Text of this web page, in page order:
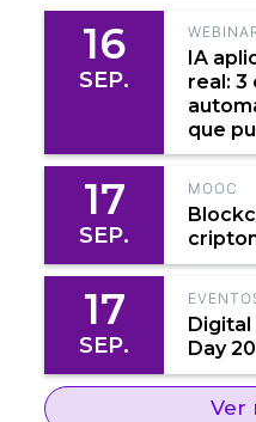
16
SEP.
IA
real: 3
que
17
SEP.
MOOC
17
SEP.
Day
Ver